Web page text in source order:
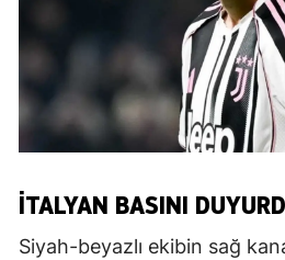
İTALYAN BASINI
Siyah-beyazlı ekibin sağ